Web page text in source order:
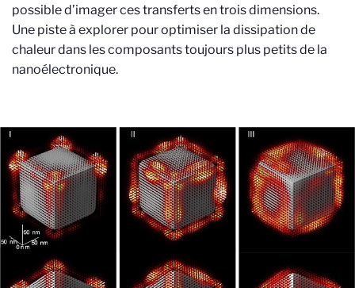
possible d’imager ces transferts en trois dimensions.
Une piste à explorer pour optimiser la dissipation de
chaleur dans les composants toujours plus petits de la
nanoélectronique.